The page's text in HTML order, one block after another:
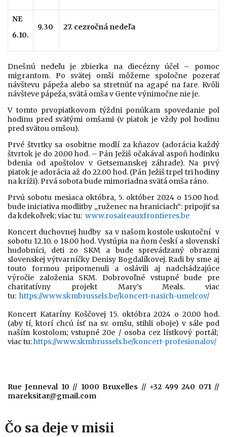
NE
6.10.
9.30 27. cezročná nedeľa
Dnešnú nedeľu je zbierka na diecézny účel – pomoc
migrantom. Po svätej omši môžeme spoločne pozerať
návštevu pápeža alebo sa stretnúť na agapé na fare. Kvôli
návšteve pápeža, svätá omša v Gente výnimočne nie je.
V tomto prvopiatkovom týždni ponúkam spovedanie pol
hodinu pred svätými omšami (v piatok je vždy pol hodinu
pred svätou omšou).
Prvé štvrtky sa osobitne modlí za kňazov (adorácia každý
štvrtok je do 20.00 hod. – Pán Ježiš očakával aspoň hodinku
bdenia od apoštolov v Getsemanskej záhrade). Na prvý
piatok je adorácia až do 22.00 hod. (Pán Ježiš trpel tri hodiny
na kríži). Prvá sobota bude mimoriadna svätá omša ráno.
Prvú sobotu mesiaca októbra, 5. október 2024 o 15.00 hod.
bude iniciativa modlitby „ruženec na hraniciach“: pripojiť sa
da kdekoľvek; viac tu: www.rosaireauxfrontieres.be
Koncert duchovnej hudby sa v našom kostole uskutoční v
sobotu 12.10. o 18.00 hod. Vystúpia na ňom českí a slovenskí
hudobníci, deti zo SKM a bude sprevádzaný obrazmi
slovenskej výtvarníčky Denisy Bogdalíkovej. Radi by sme aj
touto formou pripomenuli a oslávili aj nadchádzajúce
výročie založenia SKM. Dobrovoľné vstupné bude pre
charitatívny projekt Mary’s Meals. viac
tu: https://www.skmbrussels.be/koncert-nasich-umelcov/
Koncert Kataríny Koščovej 15. októbra 2024 o 20.00 hod.
(aby tí, ktorí chcú ísť na sv. omšu, stihli oboje) v sále pod
naším kostolom; vstupné 20e / osoba cez lístkový portál;
viac tu:https://www.skmbrussels.be/koncert-profesionalov/
Rue Jenneval 10 // 1000 Bruxelles // +32 499 240 071 //
mareksitar@gmail.com
Čo sa deje v misii